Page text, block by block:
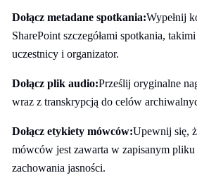
Dołącz metadane spotkania:Wypełnij
SharePoint szczegółami spotkania,
uczestnicy i organizator.
Dołącz plik audio:Prześlij oryginalne
wraz z transkrypcją do celów
Dołącz etykiety mówców:Upewnij się,
mówców jest zawarta w zapisanym
zachowania jasności.